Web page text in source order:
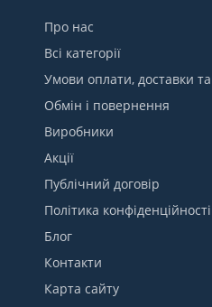
Про нас
Всі категорії
Умови оплати, доставки та
Обмін і повернення
Виробники
Акції
Публічний договір
Політика конфіденційності
Блог
Контакти
Карта сайту